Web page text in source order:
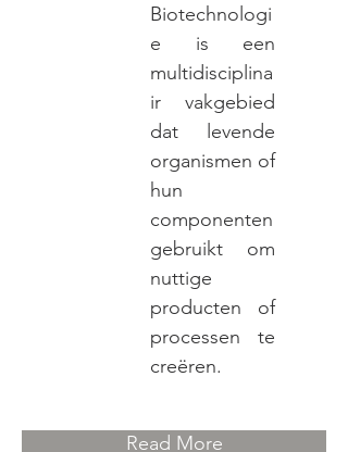
Biotechnologi
e is een
multidisciplina
ir vakgebied
dat levende
organismen of
hun
componenten
gebruikt om
nuttige
producten of
processen te
creëren.
Read More